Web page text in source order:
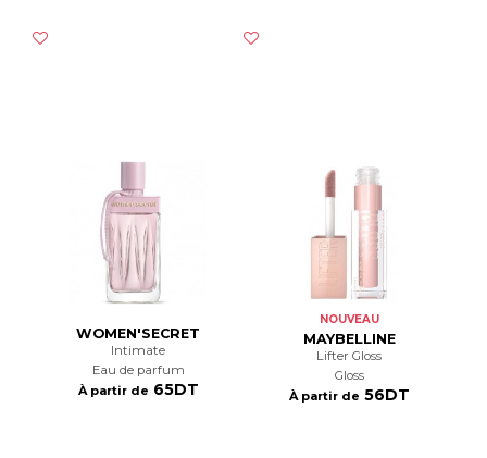
WOMEN'SECRET
Intimate
Eau de parfum
À partir de 65DT
NOUVEAU
MAYBELLINE
Lifter Gloss
Gloss
À partir de 56DT